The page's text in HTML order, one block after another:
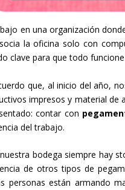
en una organización
la oficina solo con
clave para que todo funcione
que, al inicio del año,
impresos y material de
contar con
del trabajo.
bodega siempre hay
de otros tipos de
personas están armando